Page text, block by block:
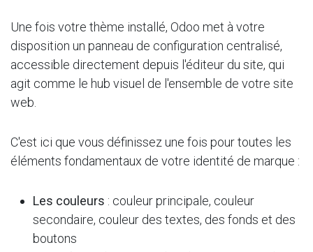
Une fois votre thème installé, Odoo met à votre
disposition un panneau de configuration centralisé,
accessible directement depuis l'éditeur du site, qui
agit comme le hub visuel de l'ensemble de votre site
web.
C'est ici que vous définissez une fois pour toutes les
éléments fondamentaux de votre identité de marque :
Les couleurs : couleur principale, couleur
secondaire, couleur des textes, des fonds et des
boutons